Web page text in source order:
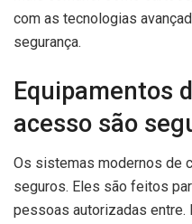
com as tecnologias
segurança.
Equipamentos
acesso são
Os sistemas modernos de
seguros. Eles são feitos
pessoas autorizadas entre.